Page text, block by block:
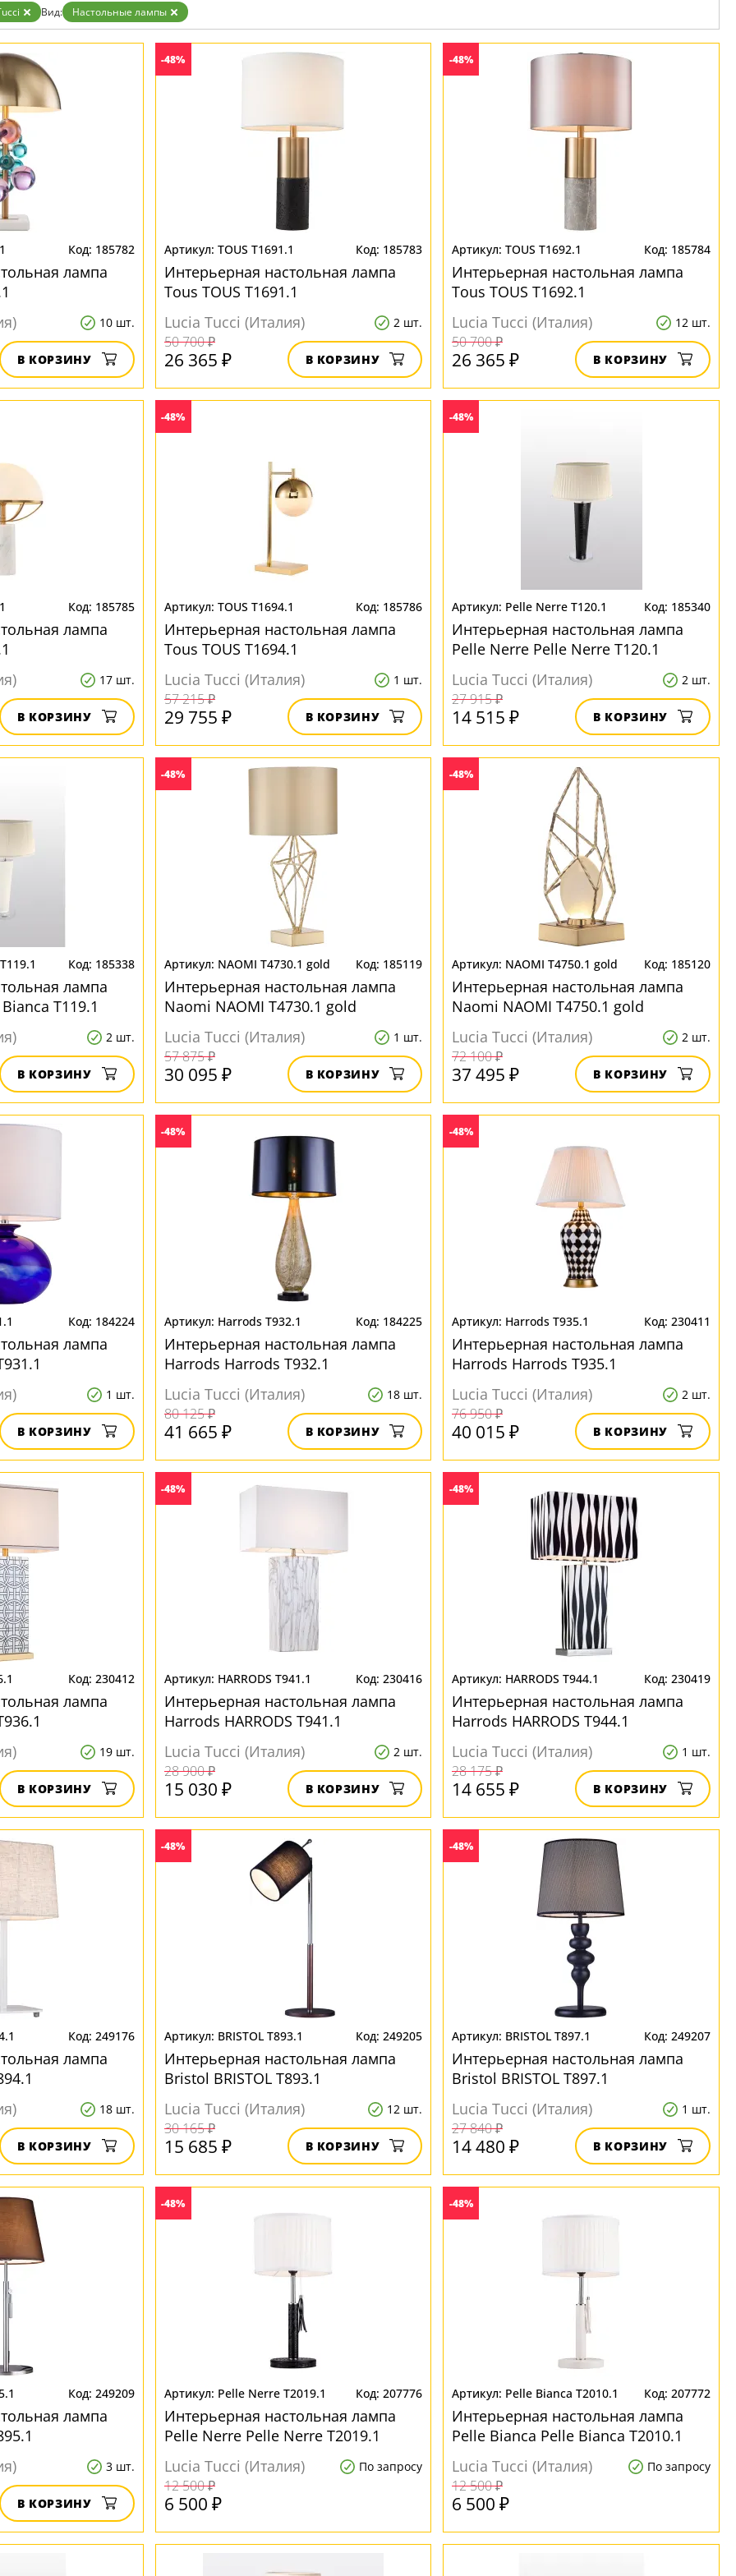
Прозрачные
Хром
Черные
Вид: Настольные лампы
185782
лампа
10 шт.
В КОРЗИНУ
-48%
TOUS T1691.1 185783
Интерьерная настольная лампа
Tous TOUS T1691.1
Lucia Tucci (Италия)
2 шт.
50 700 ₽
26 365 ₽ В КОРЗИНУ
-48%
TOUS T1692.1 185784
Интерьерная настольная лампа
Tous TOUS T1692.1
Lucia Tucci (Италия)
12 шт.
50 700 ₽
26 365 ₽ В КОРЗИНУ
185785
лампа
17 шт.
В КОРЗИНУ
-48%
TOUS T1694.1 185786
Интерьерная настольная лампа
Tous TOUS T1694.1
Lucia Tucci (Италия)
1 шт.
57 215 ₽
29 755 ₽ В КОРЗИНУ
-48%
Pelle Nerre T120.1 185340
Интерьерная настольная лампа
Pelle Nerre Pelle Nerre T120.1
Lucia Tucci (Италия)
2 шт.
27 915 ₽
14 515 ₽ В КОРЗИНУ
185338
лампа
T119.1
2 шт.
В КОРЗИНУ
-48%
NAOMI T4730.1 gold 185119
Интерьерная настольная лампа
Naomi NAOMI T4730.1 gold
Lucia Tucci (Италия)
1 шт.
57 875 ₽
30 095 ₽ В КОРЗИНУ
-48%
NAOMI T4750.1 gold 185120
Интерьерная настольная лампа
Naomi NAOMI T4750.1 gold
Lucia Tucci (Италия)
2 шт.
72 100 ₽
37 495 ₽ В КОРЗИНУ
184224
лампа
1 шт.
В КОРЗИНУ
-48%
Harrods T932.1 184225
Интерьерная настольная лампа
Harrods Harrods T932.1
Lucia Tucci (Италия)
18 шт.
80 125 ₽
41 665 ₽ В КОРЗИНУ
-48%
Harrods T935.1 230411
Интерьерная настольная лампа
Harrods Harrods T935.1
Lucia Tucci (Италия)
2 шт.
76 950 ₽
40 015 ₽ В КОРЗИНУ
230412
лампа
19 шт.
В КОРЗИНУ
-48%
HARRODS T941.1 230416
Интерьерная настольная лампа
Harrods HARRODS T941.1
Lucia Tucci (Италия)
2 шт.
28 900 ₽
15 030 ₽ В КОРЗИНУ
-48%
HARRODS T944.1 230419
Интерьерная настольная лампа
Harrods HARRODS T944.1
Lucia Tucci (Италия)
1 шт.
28 175 ₽
14 655 ₽ В КОРЗИНУ
249176
лампа
18 шт.
В КОРЗИНУ
-48%
BRISTOL T893.1 249205
Интерьерная настольная лампа
Bristol BRISTOL T893.1
Lucia Tucci (Италия)
12 шт.
30 165 ₽
15 685 ₽ В КОРЗИНУ
-48%
BRISTOL T897.1 249207
Интерьерная настольная лампа
Bristol BRISTOL T897.1
Lucia Tucci (Италия)
1 шт.
27 840 ₽
14 480 ₽ В КОРЗИНУ
249209
лампа
3 шт.
В КОРЗИНУ
-48%
Pelle Nerre T2019.1 207776
Интерьерная настольная лампа
Pelle Nerre Pelle Nerre T2019.1
Lucia Tucci (Италия)
По запросу
12 500 ₽
6 500 ₽
-48%
Pelle Bianca T2010.1 207772
Интерьерная настольная лампа
Pelle Bianca Pelle Bianca T2010.1
Lucia Tucci (Италия)
По запросу
12 500 ₽
6 500 ₽